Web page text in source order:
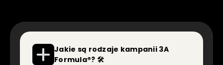
Jakie są rodzaje kampanii 3A
Formula®? 🛠